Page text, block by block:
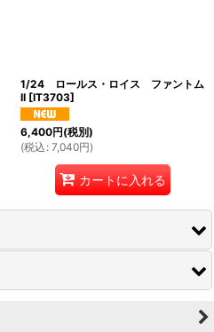
1/24 ロールス・ロイス ファントム
II [IT3703]
6,400円(税別)
(税込 : 7,040円)
カートに入れる